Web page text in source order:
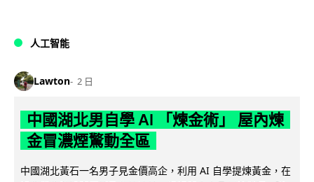
人工智能
Lawton 2 日
中國湖北男自學 AI 「煉金術」 屋內煉
金冒濃煙驚動全區
中國湖北黃石一名男子見金價高企，利用 AI 自學提煉黃金，在